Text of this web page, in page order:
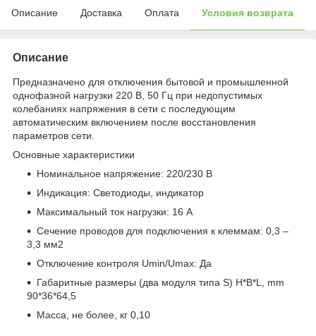
Описание Доставка Оплата Условия возврата
Описание
Предназначено для отключения бытовой и промышленной
однофазной нагрузки 220 В, 50 Гц при недопустимых
колебаниях напряжения в сети с последующим
автоматическим включением после восстановления
параметров сети.
Основные характеристики
Номинальное напряжение: 220/230 В
Индикация: Светодиоды, индикатор
Максимальный ток нагрузки: 16 А
Сечение проводов для подключения к клеммам: 0,3 –
3,3 мм2
Отключение контроля Umin/Umax: Да
Габаритные размеры (два модуля типа S) H*B*L, mm
90*36*64,5
Масса, не более, кг 0,10